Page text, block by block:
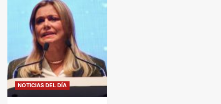
NOTICIAS DEL DÍA